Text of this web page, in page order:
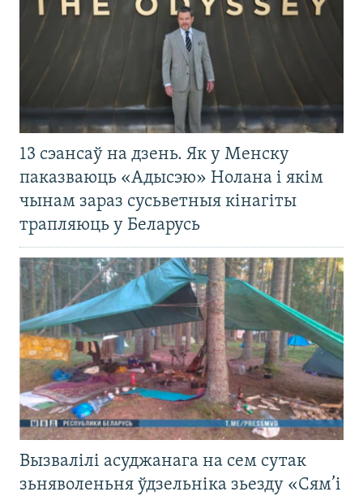
13 сэансаў на дзень. Як у Менску
паказваюць «Адысэю» Нолана і якім
чынам зараз сусьветныя кінагіты
трапляюць у Беларусь
Вызвалілі асуджанага на сем сутак
зьняволеньня ўдзельніка зьезду «Сям’і